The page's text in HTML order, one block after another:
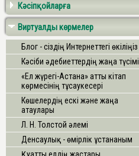
Кәсіпқойларға
Виртуалды көрмелер
Блог - сіздің Интернеттегі өкіліңіз
Кәсіби әдебиеттердің жаңа түсімі
«Ел жүрегі-Астана» атты кітап
көрмесінің тұсаукесері
Көшелердің ескі және жаңа
атаулары
Л. Н. Толстой әлемі
Денсаулық - өмірлік ұстананым